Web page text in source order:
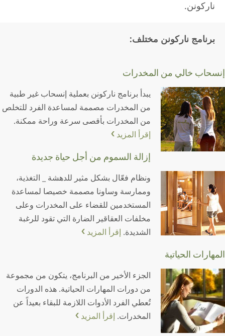
ناركونن.
برنامج ناركونن مختلف:
إنسحاب خالي من المخدرات
يبدأ برنامج ناركونن بعملية إنسحاب غير طبية
من المخدرات مصممة لمساعدة الفرد للتخلص
من المخدرات بأقصى سرعة وراحة ممكنة.
إقرأ المزيد
إزالة السموم من أجل حياة جديدة
ونظام فعّال بشكل مثير للدهشة _ التغذية،
وممارسة وساونا مصممة خصيصا لمساعدة
المستخدمين للقضاء على المخدرات وعلى
مخلفات العقاقير الضارة التي تقود للرغبة
الشديدة. إقرأ المزيد
المهارات الحياتية
الجزء الأخير من البرنامج، يتكون من مجموعة
من دورات المهارات الحياتية. هذه الدورات
تُعطي الفرد الأدوات اللازمة للبقاء بعيداً عن
المخدرات. إقرأ المزيد